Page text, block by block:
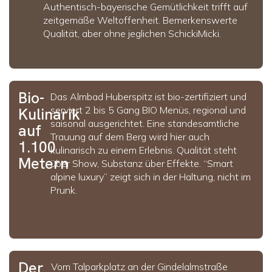
Authentisch-bayerische Gemütlichkeit trifft auf
zeitgemäße Weltoffenheit. Bemerkenswerte
Qualität, aber ohne jeglichen SchickiMicki.
Bio-
Kulinarik
auf
1.100
Metern
Das Almbad Huberspitz ist bio-zertifiziert und
serviert 2 bis 5 Gang BIO Menüs, regional und
saisonal ausgerichtet. Eine standesamtliche
Trauung auf dem Berg wird hier auch
kulinarisch zu einem Erlebnis. Qualität steht
über Show, Substanz über Effekte. “Smart
alpine luxury” zeigt sich in der Haltung, nicht im
Prunk.
Vom Talparkplatz an der Gindelalmstraße